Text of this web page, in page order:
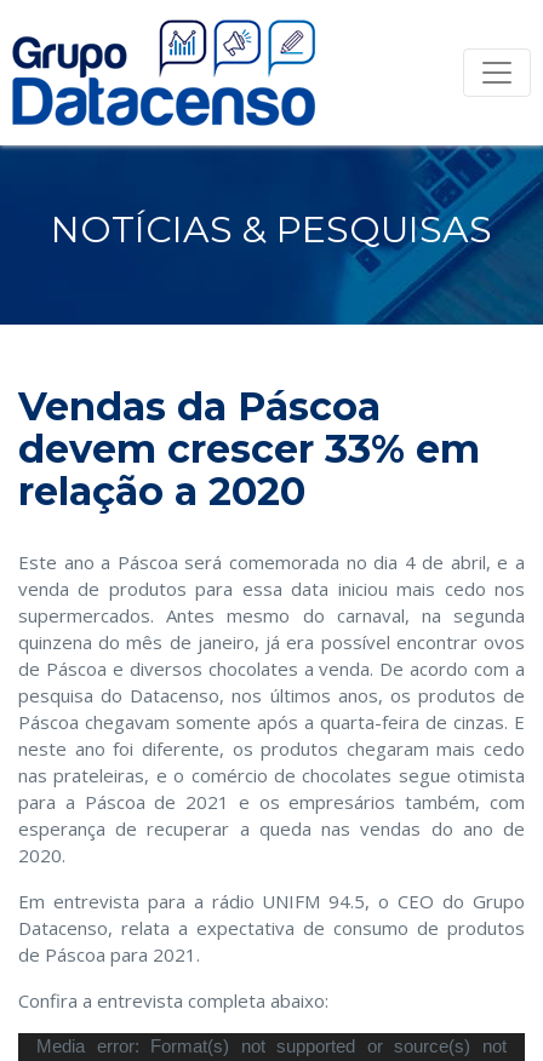
NOTÍCIAS & PESQUISAS
Vendas da Páscoa
devem crescer 33% em
relação a 2020
Este ano a Páscoa será comemorada no dia 4 de abril, e a
venda de produtos para essa data iniciou mais cedo nos
supermercados. Antes mesmo do carnaval, na segunda
quinzena do mês de janeiro, já era possível encontrar ovos
de Páscoa e diversos chocolates a venda. De acordo com a
pesquisa do Datacenso, nos últimos anos, os produtos de
Páscoa chegavam somente após a quarta-feira de cinzas. E
neste ano foi diferente, os produtos chegaram mais cedo
nas prateleiras, e o comércio de chocolates segue otimista
para a Páscoa de 2021 e os empresários também, com
esperança de recuperar a queda nas vendas do ano de
2020.
Em entrevista para a rádio UNIFM 94.5, o CEO do Grupo
Datacenso, relata a expectativa de consumo de produtos
de Páscoa para 2021.
Confira a entrevista completa abaixo:
Tocador
Media error: Format(s) not supported or source(s) not